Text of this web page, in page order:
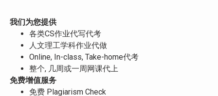
我们为您提供
各类CS作业代写代考
人文理工学科作业代做
Online, In-class, Take-home代考
整个, 几周或一周网课代上
免费增值服务
免费 Plagiarism Check